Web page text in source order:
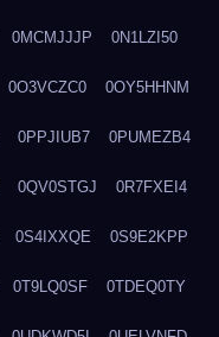
0MCMJJJP 0N1LZI50
0O3VCZC0 0OY5HHNM
0PPJIUB7 0PUMEZB4
0QV0STGJ 0R7FXEI4
0S4IXXQE 0S9E2KPP
0T9LQ0SF 0TDEQ0TY